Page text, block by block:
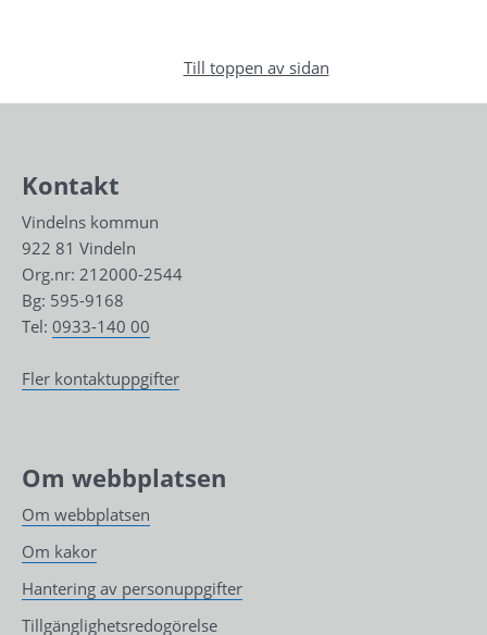
Till toppen av sidan
Kontakt
Vindelns kommun
922 81 Vindeln
Org.nr: 212000-2544
Bg: 595-9168
Tel: 0933-140 00
Fler kontaktuppgifter
Om webbplatsen
Om webbplatsen
Om kakor
Hantering av personuppgifter
Tillgänglighetsredogörelse